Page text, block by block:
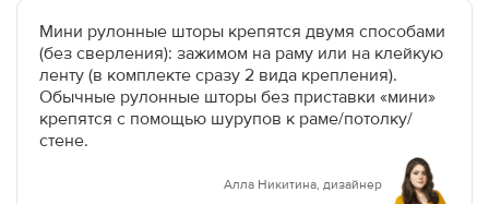
Мини рулонные шторы крепятся двумя способами
(без сверления): зажимом на раму или на клейкую
ленту (в комплекте сразу 2 вида крепления).
Обычные рулонные шторы без приставки «мини»
крепятся с помощью шурупов к раме/потолку/
стене.
Алла Никитина, дизайнер